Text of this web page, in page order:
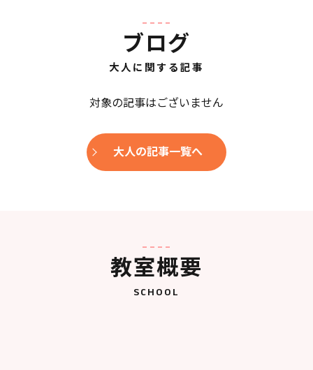
ブログ
大人に関する記事
対象の記事はございません
大人の記事一覧へ
教室概要
SCHOOL